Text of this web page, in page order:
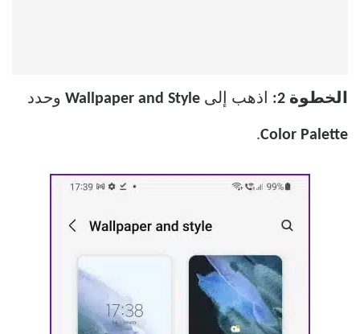
الخطوة 2: اذهب إلى Wallpaper and Style وحدد
Color Palette
.